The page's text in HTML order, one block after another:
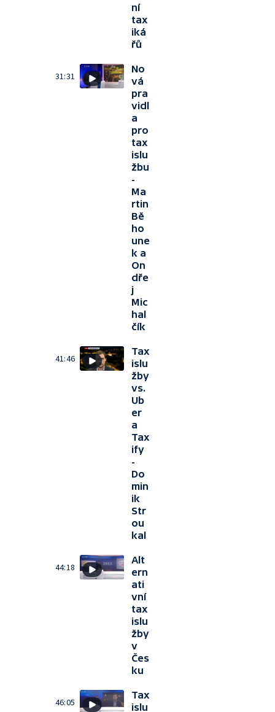
ní
tax
iká
řů
31:31
No
vá
pra
vidl
a
pro
tax
islu
žbu
-
Ma
rtin
Bě
ho
une
k a
On
dře
j
Mic
hal
čík
41:46
Tax
islu
žby
vs.
Ub
er
a
Tax
ify
-
Do
min
ik
Str
ou
kal
44:18
Alt
ern
ati
vní
tax
islu
žby
v
Čes
ku
46:05
Tax
islu